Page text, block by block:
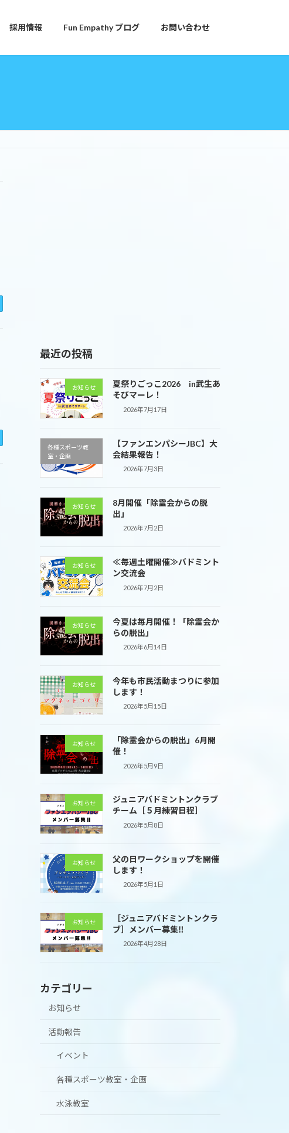
採用情報 Fun Empathy ブログ お問い合わせ
最近の投稿
お知らせ
夏祭りごっこ2026 in武生あ
そびマーレ！
2026年7月17日
各種スポーツ教
室・企画
【ファンエンパシーJBC】大
会結果報告！
2026年7月3日
お知らせ
8月開催「除霊会からの脱
出」
2026年7月2日
お知らせ
≪毎週土曜開催≫バドミント
ン交流会
2026年7月2日
お知らせ
今夏は毎月開催！「除霊会か
らの脱出」
2026年6月14日
お知らせ
今年も市民活動まつりに参加
します！
2026年5月15日
お知らせ
「除霊会からの脱出」6月開
催！
2026年5月9日
お知らせ
ジュニアバドミントンクラブ
チーム［５月練習日程］
2026年5月8日
お知らせ
父の日ワークショップを開催
します！
2026年5月1日
お知らせ
［ジュニアバドミントンクラ
ブ］メンバー募集‼
2026年4月28日
カテゴリー
お知らせ
活動報告
イベント
各種スポーツ教室・企画
水泳教室